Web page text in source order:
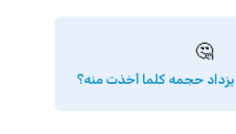
🤔
حجمه كلما أخذت منه؟